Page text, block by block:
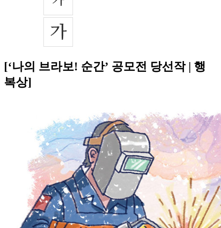
[‘나의 브라보! 순간’ 공모전 당선작 | 행
복상]